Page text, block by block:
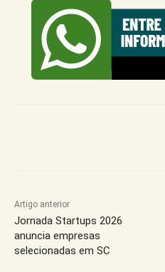
Artigo anterior
Jornada Startups 2026
anuncia empresas
selecionadas em SC